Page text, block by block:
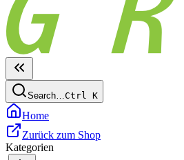
Search…Ctrl K
Home
Zurück zum Shop
Kategorien